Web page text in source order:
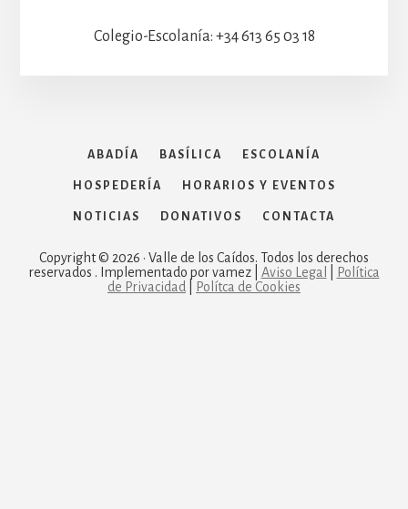
Colegio-Escolanía: +34 613 65 03 18
ABADÍA BASÍLICA ESCOLANÍA
HOSPEDERÍA HORARIOS Y EVENTOS
NOTICIAS DONATIVOS CONTACTA
Copyright © 2026 · Valle de los Caídos. Todos los derechos
reservados . Implementado por vamez | Aviso Legal
Política
de Privacidad
Polítca de Cookies